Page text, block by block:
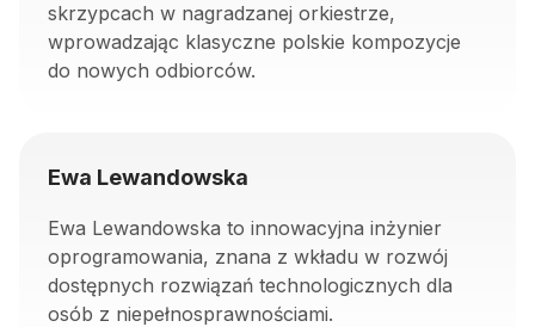
skrzypcach w nagradzanej orkiestrze,
wprowadzając klasyczne polskie kompozycje
do nowych odbiorców.
Ewa Lewandowska
Ewa Lewandowska to innowacyjna inżynier
oprogramowania, znana z wkładu w rozwój
dostępnych rozwiązań technologicznych dla
osób z niepełnosprawnościami.